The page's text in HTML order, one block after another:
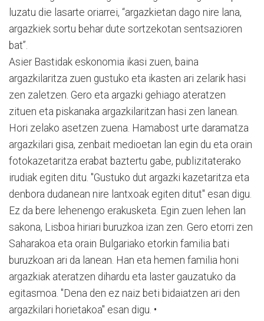
luzatu die lasarte oriarrei, “argazkietan dago nire lana,
argazkiek sortu behar dute sortzekotan sentsazioren
bat”.
Asier Bastidak eskonomia ikasi zuen, baina
argazkilaritza zuen gustuko eta ikasten ari zelarik hasi
zen zaletzen. Gero eta argazki gehiago ateratzen
zituen eta piskanaka argazkilaritzan hasi zen lanean.
Hori zelako asetzen zuena. Hamabost urte daramatza
argazkilari gisa, zenbait medioetan lan egin du eta orain
fotokazetaritza erabat baztertu gabe, publizitaterako
irudiak egiten ditu. "Gustuko dut argazki kazetaritza eta
denbora dudanean nire lantxoak egiten ditut" esan digu.
Ez da bere lehenengo erakusketa. Egin zuen lehen lan
sakona, Lisboa hiriari buruzkoa izan zen. Gero etorri zen
Saharakoa eta orain Bulgariako etorkin familia bati
buruzkoan ari da lanean. Han eta hemen familia honi
argazkiak ateratzen dihardu eta laster gauzatuko da
egitasmoa. "Dena den ez naiz beti bidaiatzen ari den
argazkilari horietakoa" esan digu. •